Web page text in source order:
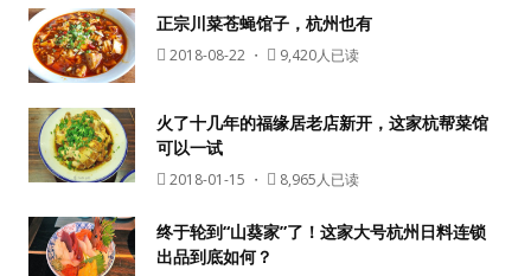
正宗川菜苍蝇馆子，杭州也有
2018-08-22 ・ 9,420人已读
火了十几年的福缘居老店新开，这家杭帮菜馆
可以一试
2018-01-15 ・ 8,965人已读
终于轮到“山葵家”了！这家大号杭州日料连锁
出品到底如何？